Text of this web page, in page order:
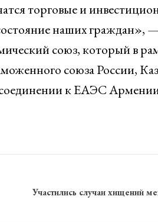
торговые и
наших
союз, который в
союза России,
к ЕАЭС
Участились случаи хищений